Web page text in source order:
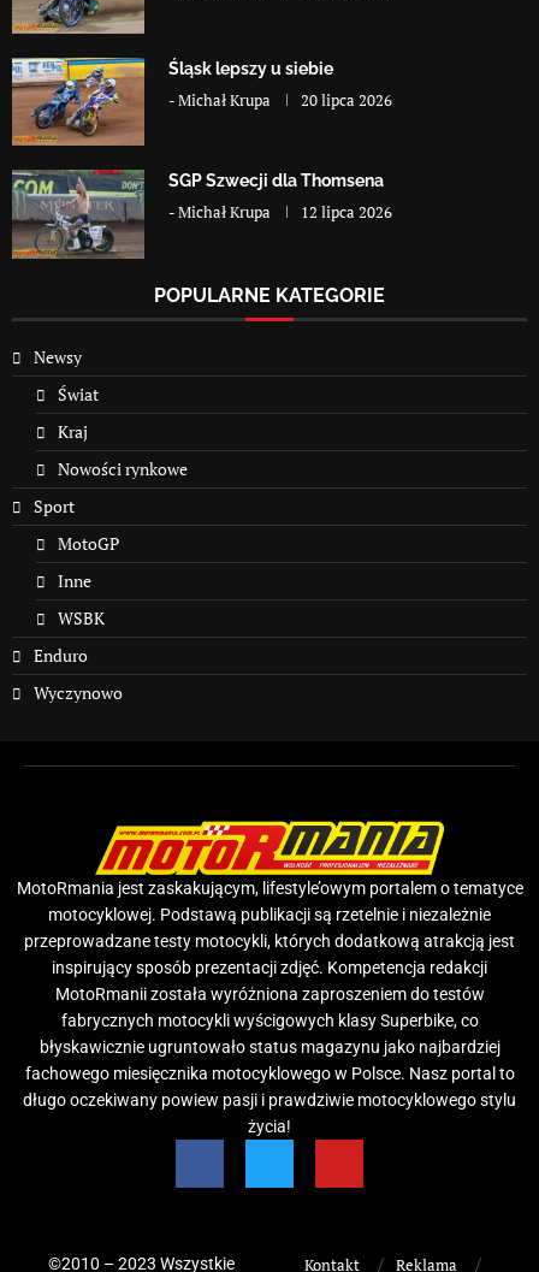
Śląsk lepszy u siebie
-Michał Krupa 20 lipca 2026
SGP Szwecji dla Thomsena
-Michał Krupa 12 lipca 2026
POPULARNE KATEGORIE
Newsy
Świat
Kraj
Nowości rynkowe
Sport
MotoGP
Inne
WSBK
Enduro
Wyczynowo
MotoRmania jest zaskakującym, lifestyle’owym portalem o tematyce
motocyklowej. Podstawą publikacji są rzetelnie i niezależnie
przeprowadzane testy motocykli, których dodatkową atrakcją jest
inspirujący sposób prezentacji zdjęć. Kompetencja redakcji
MotoRmanii została wyróżniona zaproszeniem do testów
fabrycznych motocykli wyścigowych klasy Superbike, co
błyskawicznie ugruntowało status magazynu jako najbardziej
fachowego miesięcznika motocyklowego w Polsce. Nasz portal to
długo oczekiwany powiew pasji i prawdziwie motocyklowego stylu
życia!
©2010 – 2023 Wszystkie Kontakt Reklama